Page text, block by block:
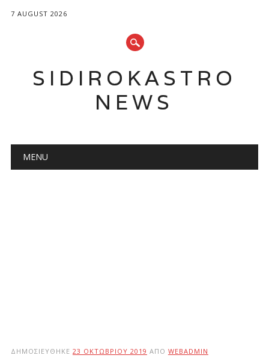
7 AUGUST 2026
SIDIROKASTRO
NEWS
Main menu
MENU
ΔΗΜΟΣΙΕΎΘΗΚΕ 23 ΟΚΤΩΒΡΊΟΥ 2019 ΑΠΌ WEBADMIN